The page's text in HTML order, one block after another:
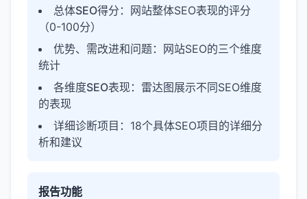
总体SEO得分 ：网站整体SEO表现的评分
（0-100分）
优势、需改进和问题：网站SEO的三个维度
统计
各维度SEO表现：雷达图展示不同SEO维度
的表现
详细诊断项目 ：18个具体SEO项目的详细分
析和建议
报告功能